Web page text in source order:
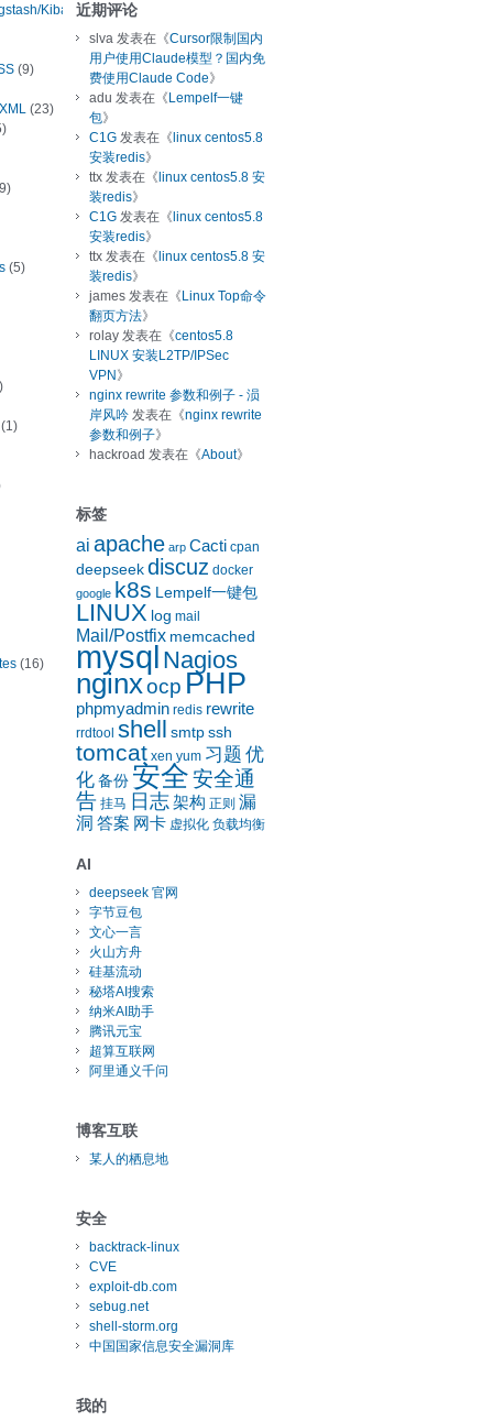
Kibana
(9)
(23)
(5)
(16)
近期评论
slva 发表在《Cursor限制国内
用户使用Claude模型？国内免
费使用Claude Code》
adu 发表在《 Lempelf一键
包》
C1G 发表在《 linux centos5.8
安装redis》
ttx 发表在《 linux centos5.8 安
装redis》
C1G 发表在《 linux centos5.8
安装redis》
ttx 发表在《 linux centos5.8 安
装redis》
james 发表在《 Linux Top命令
翻页方法》
rolay 发表在《centos5.8
LINUX 安装L2TP/IPSec
VPN 》
nginx rewrite 参数和例子 - 涢
岸风吟 发表在《nginx rewrite
参数和例子》
hackroad 发表在《About》
标签
ai apache arp Cacti cpan
deepseek discuz docker
google k8s Lempelf一键包
LINUX log mail
Mail/Postfix memcached
mysql Nagios
nginxocp PHP
phpmyadmin redis rewrite
rrdtool shell smtp ssh
tomcat xen yum 习题 优
化 备份 安全安全通
告 挂马 日志架构 正则 漏
洞 答案 网卡 虚拟化 负载均衡
AI
deepseek 官网
字节豆包
文心一言
火山方舟
硅基流动
秘塔AI搜索
纳米AI助手
腾讯元宝
超算互联网
阿里通义千问
博客互联
某人的栖息地
安全
backtrack-linux
CVE
exploit-db.com
sebug.net
shell-storm.org
中国国家信息安全漏洞库
我的